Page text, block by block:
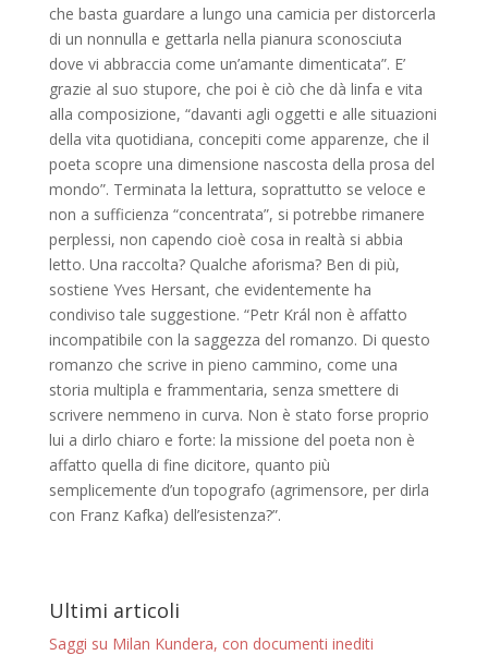
che basta guardare a lungo una camicia per distorcerla
di un nonnulla e gettarla nella pianura sconosciuta
dove vi abbraccia come un’amante dimenticata”. E’
grazie al suo stupore, che poi è ciò che dà linfa e vita
alla composizione, “davanti agli oggetti e alle situazioni
della vita quotidiana, concepiti come apparenze, che il
poeta scopre una dimensione nascosta della prosa del
mondo”. Terminata la lettura, soprattutto se veloce e
non a sufficienza “concentrata”, si potrebbe rimanere
perplessi, non capendo cioè cosa in realtà si abbia
letto. Una raccolta? Qualche aforisma? Ben di più,
sostiene Yves Hersant, che evidentemente ha
condiviso tale suggestione. “Petr Král non è affatto
incompatibile con la saggezza del romanzo. Di questo
romanzo che scrive in pieno cammino, come una
storia multipla e frammentaria, senza smettere di
scrivere nemmeno in curva. Non è stato forse proprio
lui a dirlo chiaro e forte: la missione del poeta non è
affatto quella di fine dicitore, quanto più
semplicemente d’un topografo (agrimensore, per dirla
con Franz Kafka) dell’esistenza?”.
Ultimi articoli
Saggi su Milan Kundera, con documenti inediti